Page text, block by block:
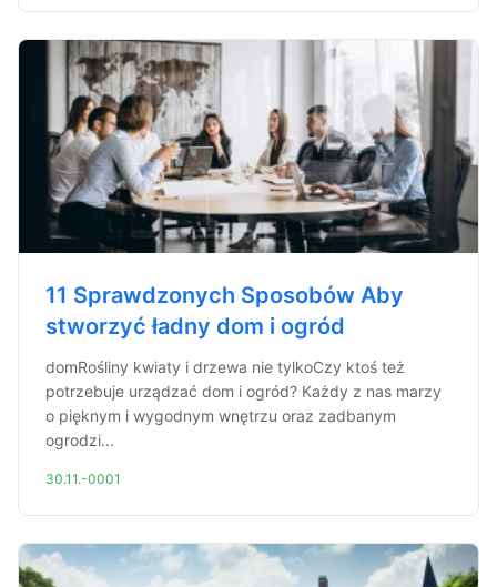
11 Sprawdzonych Sposobów Aby
stworzyć ładny dom i ogród
domRośliny kwiaty i drzewa nie tylkoCzy ktoś też
potrzebuje urządzać dom i ogród? Każdy z nas marzy
o pięknym i wygodnym wnętrzu oraz zadbanym
ogrodzi...
30.11.-0001